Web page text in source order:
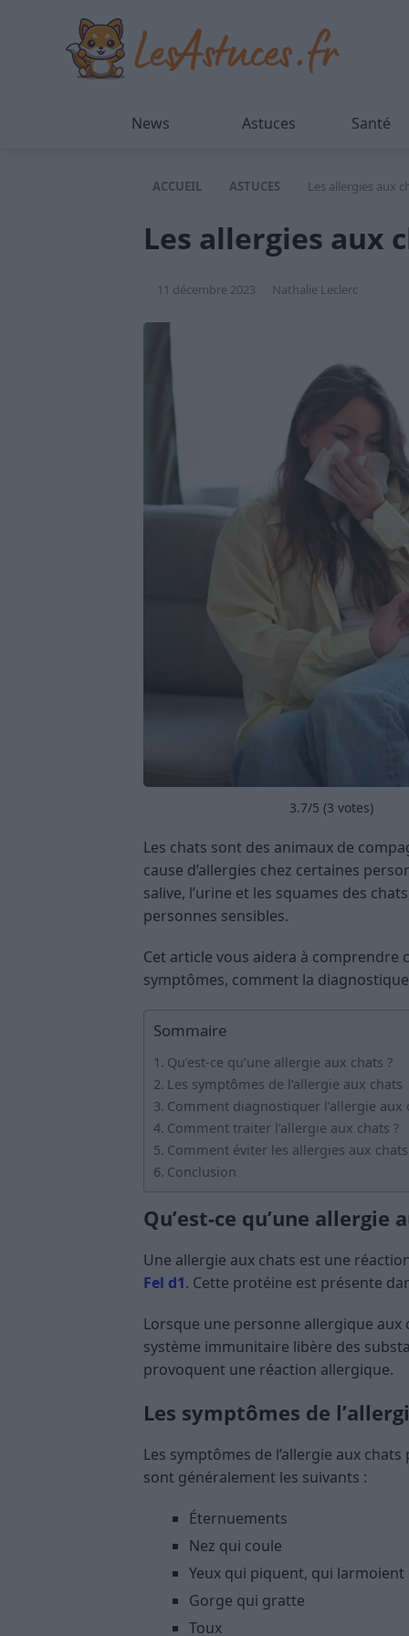
News Astuces Santé
ACCUEIL ASTUCES Les allergies aux
Les allergies aux
11 décembre 2023 Nathalie Leclerc
3.7/5 (3 votes)
Les chats sont des animaux de
cause d’allergies chez certaines
salive, l’urine et les squames des
personnes sensibles.
Cet article vous aidera à comprendre
symptômes, comment la
Sommaire
Qu’est-ce qu’une allergie aux chats ?
Les symptômes de l’allergie aux chats
Comment diagnostiquer l’allergie aux
Comment traiter l’allergie aux chats ?
Comment éviter les allergies aux chats
Conclusion
Qu’est-ce qu’une allergie
Une allergie aux chats est une
Fel d1. Cette protéine est présente
Lorsque une personne allergique
système immunitaire libère des
provoquent une réaction allergique.
Les symptômes de
Les symptômes de l’allergie aux
sont généralement les suivants :
Éternuements
Nez qui coule
Yeux qui piquent, qui
Gorge qui gratte
Toux